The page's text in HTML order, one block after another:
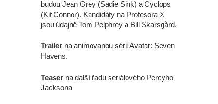
budou Jean Grey (Sadie Sink) a Cyclops
(Kit Connor). Kandidáty na Profesora X
jsou údajně Tom Pelphrey a Bill Skarsgård.
Trailer na animovanou sérii Avatar: Seven
Havens.
Teaser na další řadu seriálového Percyho
Jacksona.